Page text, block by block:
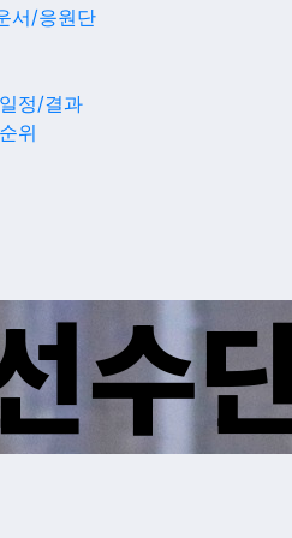
서/응원단
정/결과
위
수